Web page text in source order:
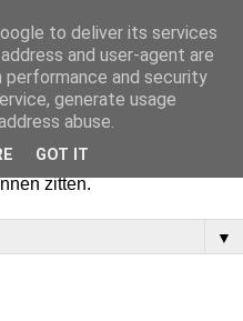
op een terras en drink een
een boek met een
Maar dat kan ook als
zitten.
▼
to deliver its services
and user-agent are
performance and security
generate usage
abuse.
GOT IT